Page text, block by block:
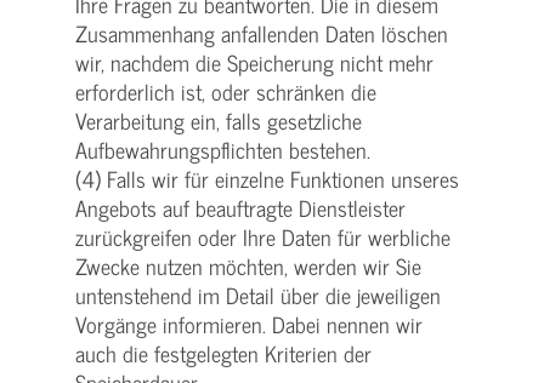
Zusammenhang anfallenden Daten löschen
wir, nachdem die Speicherung nicht mehr
erforderlich ist, oder schränken die
Verarbeitung ein, falls gesetzliche
Aufbewahrungspflichten bestehen.
(4) Falls wir für einzelne Funktionen unseres
Angebots auf beauftragte Dienstleister
zurückgreifen oder Ihre Daten für werbliche
Zwecke nutzen möchten, werden wir Sie
untenstehend im Detail über die jeweiligen
Vorgänge informieren. Dabei nennen wir
auch die festgelegten Kriterien der